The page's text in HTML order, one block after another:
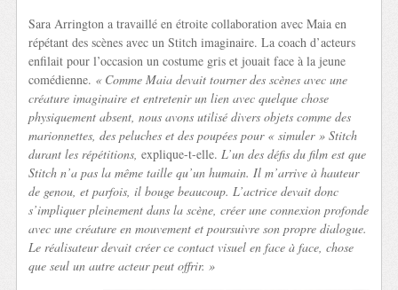
Sara Arrington a travaillé en étroite collaboration avec Maia en
répétant des scènes avec un Stitch imaginaire. La coach d’acteurs
enfilait pour l’occasion un costume gris et jouait face à la jeune
comédienne. « Comme Maia devait tourner des scènes avec une
créature imaginaire et entretenir un lien avec quelque chose
physiquement absent, nous avons utilisé divers objets comme des
marionnettes, des peluches et des poupées pour « simuler » Stitch
durant les répétitions, explique-t-elle.L’un des défis du film est que
Stitch n’a pas la même taille qu’un humain. Il m’arrive à hauteur
de genou, et parfois, il bouge beaucoup. L’actrice devait donc
s’impliquer pleinement dans la scène, créer une connexion profonde
avec une créature en mouvement et poursuivre son propre dialogue.
Le réalisateur devait créer ce contact visuel en face à face, chose
que seul un autre acteur peut offrir. »